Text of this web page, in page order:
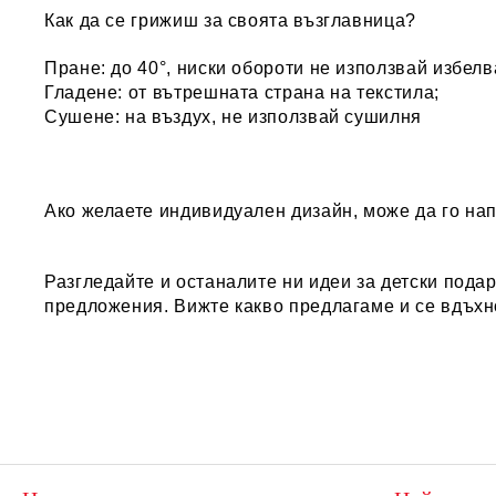
Как да се грижиш за своята възглавница?
Пране: до 40°, ниски обороти не използвай
Гладене: от вътрешната страна на текстила;
Сушене: на въздух, не използвай сушилня
Ако желаете индивидуален дизайн, може да го
Разгледайте и останалите ни идеи за детски
предложения. Вижте какво предлагаме и се